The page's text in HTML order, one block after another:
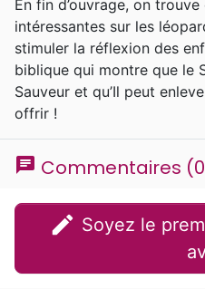
En fin d’ouvrage, on
intéressantes sur les
stimuler la réflexion des
biblique qui montre que le
Sauveur et qu’Il peut
offrir !
chat Commentaires
edit